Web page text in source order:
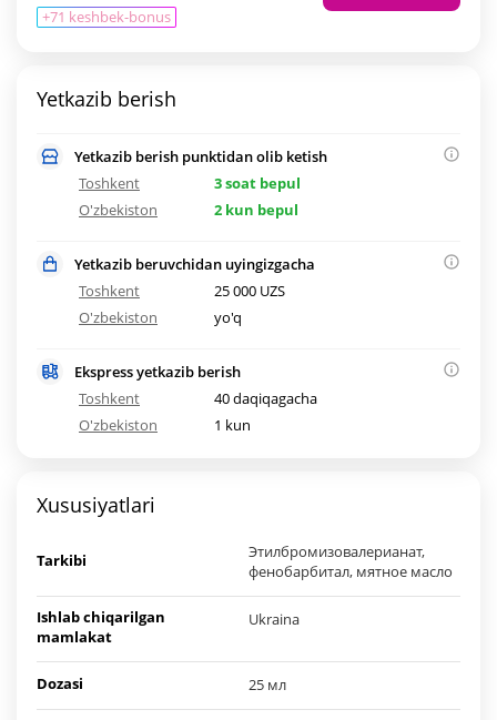
+71 keshbek-bonus
Yetkazib berish
Yetkazib berish punktidan olib ketish
Toshkent
3 soat bepul
O'zbekiston
2 kun bepul
Yetkazib beruvchidan uyingizgacha
Toshkent
25 000 UZS
O'zbekiston
yo'q
Ekspress yetkazib berish
Toshkent
40 daqiqagacha
O'zbekiston
1 kun
Xususiyatlari
Tarkibi
Этилбромизовалерианат,
фенобарбитал, мятное масло
Ishlab chiqarilgan
mamlakat
Ukraina
Dozasi 25 мл